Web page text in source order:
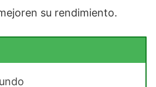
su rendimiento.